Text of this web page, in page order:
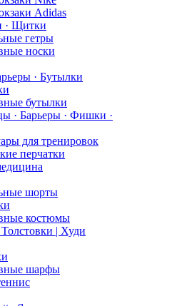
Adidas
· Щитки
гетры
носки
· Бутылки
бутылки
· Барьеры · Фишки ·
для тренировок
перчатки
шорты
костюмы
| Худи
шарфы